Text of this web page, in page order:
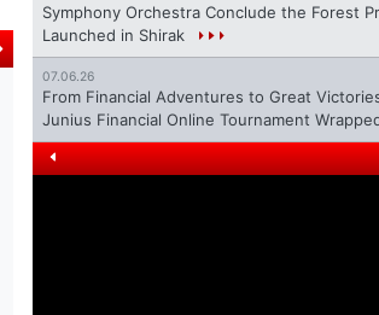
Symphony Orchestra Conclude the Forest
Launched in Shirak
07.06.26
From Financial Adventures to Great
Junius Financial Online Tournament